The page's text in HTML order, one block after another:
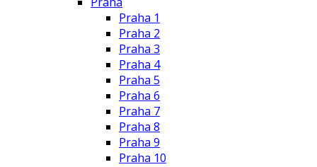
Praha 1
Praha 2
Praha 3
Praha 4
Praha 5
Praha 6
Praha 7
Praha 8
Praha 9
Praha 10